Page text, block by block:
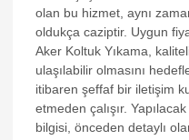
panel
panel
olan bu hizmet, aynı
oldukça caziptir. Uygun
Aker Koltuk Yıkama,
ulaşılabilir olmasını
itibaren şeffaf bir iletişim
etmeden çalışır.
bilgisi, önceden detaylı